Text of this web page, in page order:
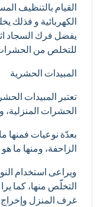
القيام بالتنظيف
الكهربائية و فذلك
يفضل فرك السجاد
للتخلص من الحشرات
المبيدات الحشرية
تعتبر المبيدات
الحشرات المنزلية،
بعدّة نوعيات فمنها
الزاحفة، ومنها ما
ويراعى استخدام
التخلّص منها، كما
غرف المنزل وإخراج